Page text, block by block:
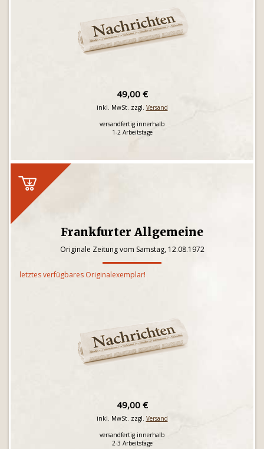
49,00 €
inkl. MwSt. zzgl. Versand
versandfertig innerhalb
1-2 Arbeitstage
Frankfurter Allgemeine
Originale Zeitung vom Samstag, 12.08.1972
letztes verfügbares Originalexemplar!
49,00 €
inkl. MwSt. zzgl. Versand
versandfertig innerhalb
2-3 Arbeitstage